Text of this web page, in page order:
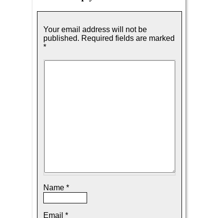
Your email address will not be
published. Required fields are marked
*
Name *
Email *